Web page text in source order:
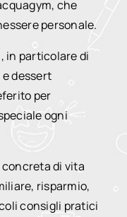
che
personale.
in particolare di
dessert
per
ogni
concreta di vita
risparmio,
consigli pratici